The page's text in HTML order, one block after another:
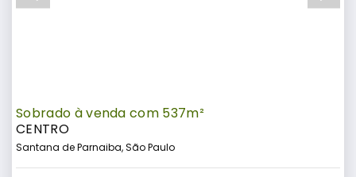
Sobrado à venda com 537m²
CENTRO
Santana de Parnaiba, São Paulo